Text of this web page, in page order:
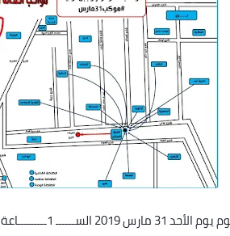
1ـــــــــاعة ظهراً